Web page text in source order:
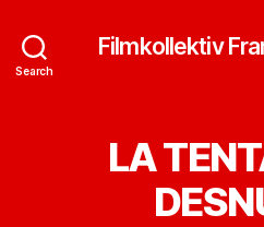
Search
Filmkollektiv
LA